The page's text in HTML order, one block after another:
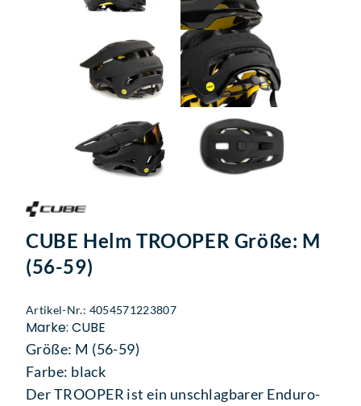
CUBE Helm TROOPER Größe: M
(56-59)
Artikel-Nr.: 4054571223807
Marke: CUBE
Größe: M (56-59)
Farbe: black
Der TROOPER ist ein unschlagbarer Enduro-